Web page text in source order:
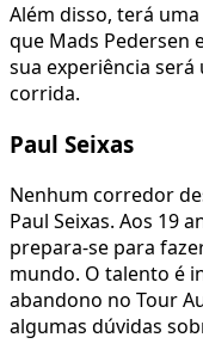
Além disso, terá
que Mads Pedersen
sua experiência
corrida.
Paul Seixas
Nenhum corredor
Paul Seixas. Aos 19
prepara-se para
mundo. O talento é
abandono no Tour
algumas dúvidas